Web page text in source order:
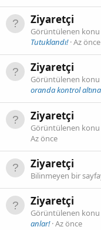
Ziyaretçi
Görüntülenen konu
Tutuklandı! Az önce
Ziyaretçi
Görüntülenen konu
oranda kontrol altına
Ziyaretçi
Görüntülenen konu
Az önce
Ziyaretçi
Bilinmeyen bir
Ziyaretçi
Görüntülenen konu
anlar! Az önce